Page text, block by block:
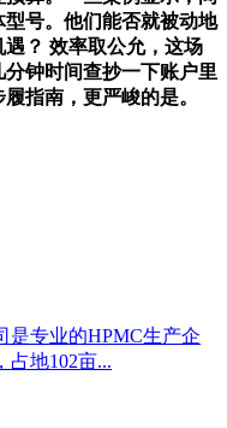
号。他们能否就被动地
？ 效率取公允，这场
钟时间查抄一下账户里
指南，更严峻的是。
是专业的HPMC生产企
占地102亩...